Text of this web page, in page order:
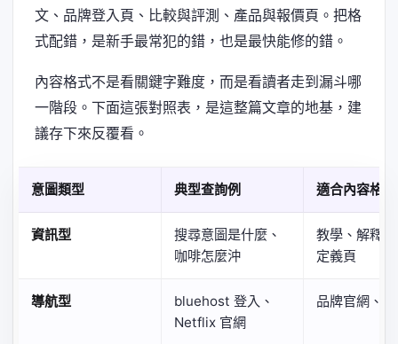
文、品牌登入頁、比較與評測、產品與報價頁。把格
式配錯，是新手最常犯的錯，也是最快能修的錯。
內容格式不是看關鍵字難度，而是看讀者走到漏斗哪
一階段。下面這張對照表，是這整篇文章的地基，建
議存下來反覆看。
意圖類型 典型查詢例 適合內容格式
資訊型
搜尋意圖是什麼、
咖啡怎麼沖
教學、解釋
定義頁
導航型
bluehost 登入、
Netflix 官網
品牌官網、